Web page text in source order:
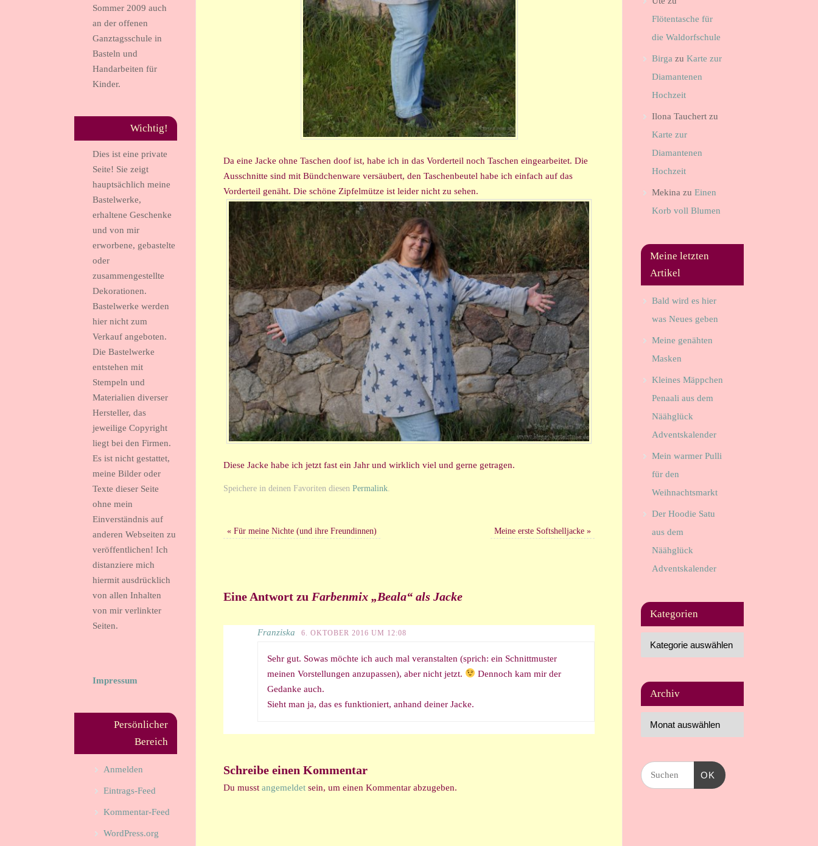
Da eine Jacke ohne Taschen doof ist, habe ich in das Vorderteil noch Taschen eingearbeitet. Die
Ausschnitte sind mit Bündchenware versäubert, den Taschenbeutel habe ich einfach auf das
Vorderteil genäht. Die schöne Zipfelmütze ist leider nicht zu sehen.
Diese Jacke habe ich jetzt fast ein Jahr und wirklich viel und gerne getragen.
Speichere in deinen Favoriten diesen Permalink
« Für meine Nichte (und ihre Freundinnen) Meine erste Softshelljacke »
Eine Antwort zu Farbenmix „Beala“ als Jacke
Franziska 6. OKTOBER 2016 UM 12:08
Sehr gut. Sowas möchte ich auch mal veranstalten (sprich: ein Schnittmuster
meinen Vorstellungen anzupassen), aber nicht jetzt.
Dennoch kam mir der
Gedanke auch.
Sieht man ja, das es funktioniert, anhand deiner Jacke.
Schreibe einen Kommentar
Du musst angemeldet sein, um einen Kommentar abzugeben.
Sommer 2009 auch
an der offenen
Ganztagsschule in
Basteln und
Handarbeiten für
Kinder.
Wichtig!
Dies ist eine private
Seite! Sie zeigt
hauptsächlich meine
Bastelwerke,
erhaltene Geschenke
und von mir
erworbene, gebastelte
oder
zusammengestellte
Dekorationen.
Bastelwerke werden
hier nicht zum
Verkauf angeboten.
Die Bastelwerke
entstehen mit
Stempeln und
Materialien diverser
Hersteller, das
jeweilige Copyright
liegt bei den Firmen.
Es ist nicht gestattet,
meine Bilder oder
Texte dieser Seite
ohne mein
Einverständnis auf
anderen Webseiten zu
veröffentlichen! Ich
distanziere mich
hiermit ausdrücklich
von allen Inhalten
von mir verlinkter
Seiten.
Impressum
Persönlicher
Bereich
Anmelden
Eintrags-Feed
Kommentar-Feed
WordPress.org
Flötentasche für
die Waldorfschule
Birga zu Karte zur
Diamantenen
Hochzeit
Ilona Tauchert zu
Karte zur
Diamantenen
Hochzeit
Mekina zu Einen
Korb voll Blumen
Meine letzten
Artikel
Bald wird es hier
was Neues geben
Meine genähten
Masken
Kleines Mäppchen
Penaali aus dem
Näähglück
Adventskalender
Mein warmer Pulli
für den
Weihnachtsmarkt
Der Hoodie Satu
aus dem
Näähglück
Adventskalender
Kategorien
Archiv
OK